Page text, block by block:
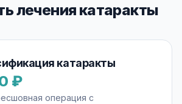
лечения катаракты
катаракты
₽
операция с